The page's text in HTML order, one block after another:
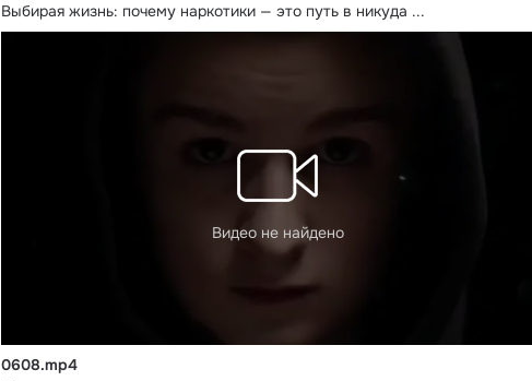
Выбирая жизнь: почему наркотики — это путь в никуда ...
Видео не найдено
0608.mp4